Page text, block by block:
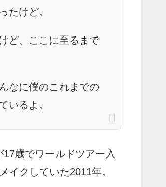
たけど。
ど、ここに至るまで
なに僕のこれまでの
いるよ。
歳でワールドツアー入
イクしていた2011年。